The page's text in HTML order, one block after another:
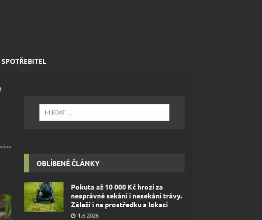
SPOTŘEBITEL
OBLÍBENÉ ČLÁNKY
Pokuta až 10 000 Kč hrozí za
nesprávné sekání i nesekání trávy.
Záleží i na prostředku a lokaci
1.6.2026